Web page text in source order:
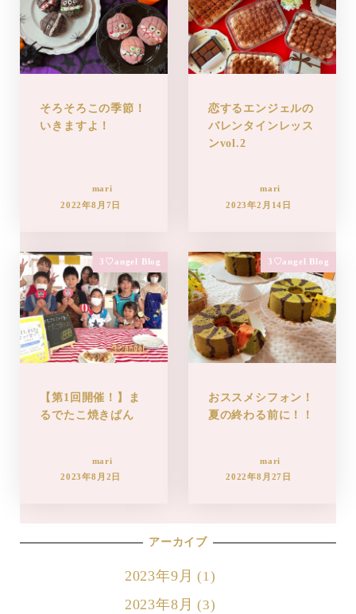
そろそろこの季節！
いきますよ！
mari
2022年8月7日
恋するエンジェルの
バレンタインレッス
ンvol.2
mari
2023年2月14日
3♡angel Blog
【第1回開催！】ま
るでたこ焼きぱん
mari
2023年8月2日
3♡angel Blog
おススメシフォン！
夏の終わる前に！！
mari
2022年8月27日
アーカイブ
2023年9月 (1)
2023年8月 (3)